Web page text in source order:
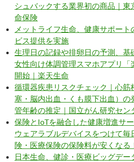
シュバックする業界初の商品｜東
命保険
メットライフ生命、健康サポー
ビス提供を実施
生理日の記録や排卵日の予測、基
女性向け体調管理スマホアプリ「
開始｜楽天生命
循環器疾患リスクチェック｜心筋
塞・脳内出血・くも膜下出血）の
管年齢の推定｜国立がん研究セン
保険とIoTを融合した健康増進サ
ウェアラブルデバイスをつけて毎
険・医療保険の保険料が安くなる
日本生命、健診・医療ビッグデー